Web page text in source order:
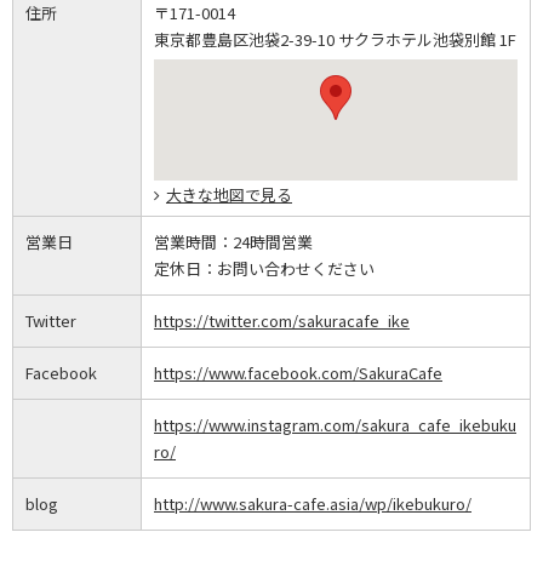
住所
〒171-0014
東京都豊島区池袋2-39-10 サクラホテル池袋別館 1F
大きな地図で見る
営業日 営業時間： 24時間営業
定休日： お問い合わせください
Twitter https://twitter.com/sakuracafe_ike
Facebook https://www.facebook.com/SakuraCafe
https://www.instagram.com/sakura_cafe_ikebuku
ro/
blog http://www.sakura-cafe.asia/wp/ikebukuro/